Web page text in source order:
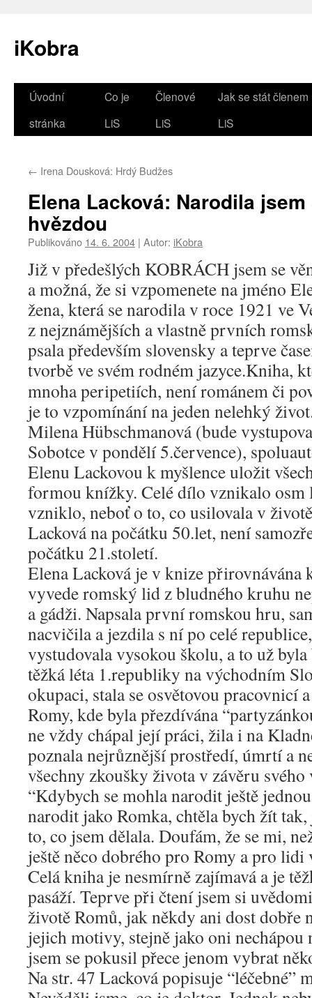
iKobra
Přejít
webu
Úvodní
stránka
Co je
LiS
Členové
LiS
Jak se stát členem
LiS
← Irena Dousková: Hrdý Budžes
Elena Lacková: Narodila
hvězdou
Publikováno 14. 6. 2004 | Autor: iKobra
Již v předešlých KOBRÁCH jsem se
a možná, že si vzpomenete na jméno
žena, která se narodila v roce 1921 ve
z nejznámějších a vlastně prvních
psala především slovensky a teprve
tvorbě ve svém rodném jazyce.Kniha,
mnoha peripetiích, není románem či
je to vzpomínání na jeden nelehký
Milena Hübschmanová (bude
Sobotce v pondělí 5.července),
Elenu Lackovou k myšlence uložit
formou knížky. Celé dílo vznikalo osm
vzniklo, neboť o to, co usilovala v
Lacková na počátku 50.let, není
počátku 21.století.
Elena Lacková je v knize přirovnávána
vyvede romský lid z bludného kruhu
a gádži. Napsala první romskou hru,
nacvičila a jezdila s ní po celé
vystudovala vysokou školu, a to už
těžká léta 1.republiky na východním
okupaci, stala se osvětovou pracovnicí
Romy, kde byla přezdívána
ne vždy chápal její práci, žila i na
poznala nejrůznější prostředí, úmrtí a
všechny zkoušky života v závěru
“Kdybych se mohla narodit ještě
narodit jako Romka, chtěla bych žít
to, co jsem dělala. Doufám, že se mi,
ještě něco dobrého pro Romy a pro lidi
Celá kniha je nesmírně zajímavá a je
pasáží. Teprve při čtení jsem si
životě Romů, jak někdy ani dost dobře
jejich motivy, stejně jako oni nechápou
jsem se pokusil přece jenom vybrat
Na str. 47 Lacková popisuje “léčebné”